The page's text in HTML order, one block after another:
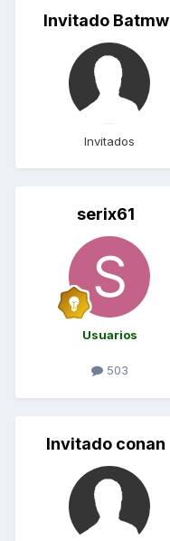
Invitado Batmw
Invitados
serix61
Usuarios
503
Invitado conan